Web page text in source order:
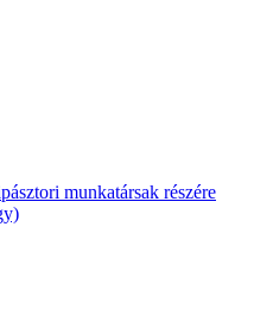
munkatársak részére